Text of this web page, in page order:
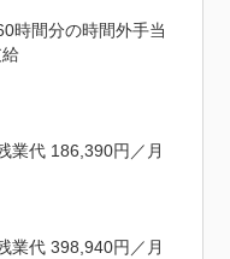
時間分の時間外手当
業代 186,390円／月
業代 398,940円／月